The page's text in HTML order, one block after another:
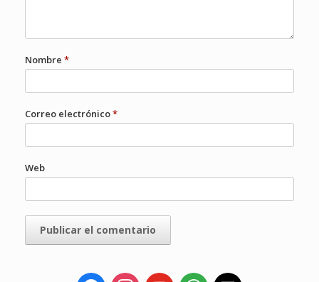
Nombre *
Correo electrónico*
Web